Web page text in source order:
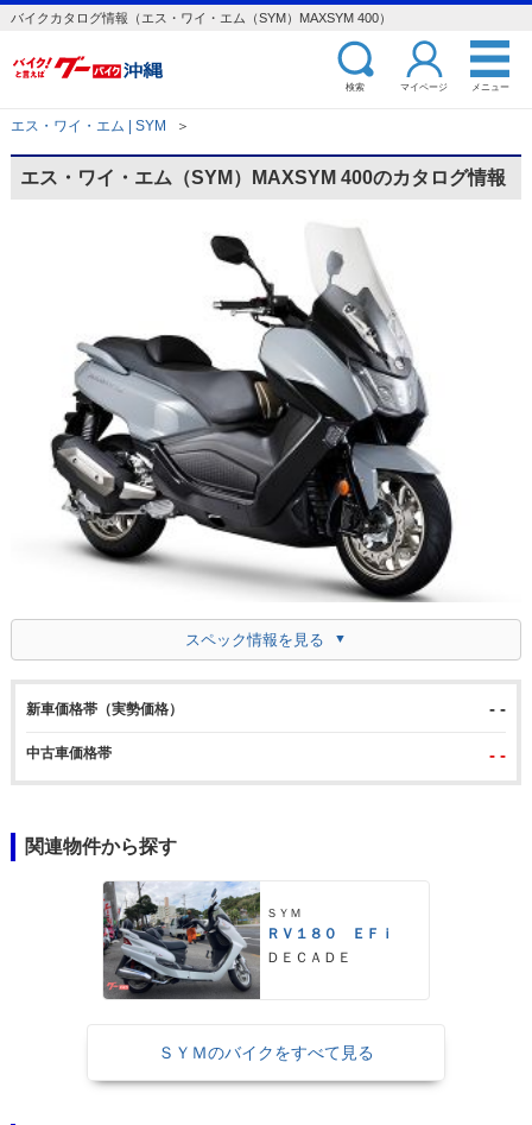
バイクカタログ情報（エス・ワイ・エム（SYM）MAXSYM 400）
検索 マイページ メニュー
エス・ワイ・エム | SYM ＞
エス・ワイ・エム（SYM）MAXSYM 400のカタログ情報
スペック情報を見る
新車価格帯（実勢価格） - -
中古車価格帯 - -
関連物件から探す
ＳＹＭ
ＲＶ１８０ ＥＦｉ
ＤＥＣＡＤＥ
ＳＹＭのバイクをすべて見る